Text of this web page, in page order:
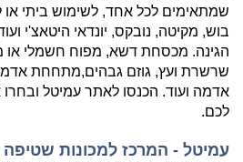
שמתאימים לכל אחד, לשימוש ביתי או
בוש, מקיטה, נובקס, יונדאי היטאצ'י
הגינה. מכסחת דשא, מפוח חשמלי או
שרשרת ועץ, גוזם גבהים,מתחחת
אדמה ועוד. הכנסו לאתר עמיטל ובחרו
לכם.
עמיטל - המרכז למכונות